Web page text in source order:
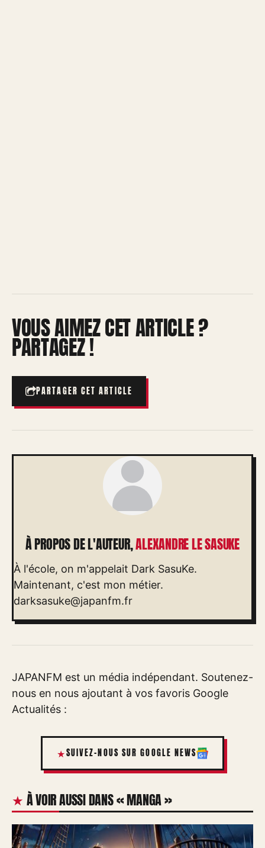
VOUS AIMEZ CET ARTICLE ?
PARTAGEZ !
PARTAGER CET ARTICLE
À PROPOS DE L'AUTEUR,ALEXANDRE LE SASUKE
À l'école, on m'appelait Dark SasuKe.
Maintenant, c'est mon métier.
darksasuke@japanfm.fr
JAPANFM est un média indépendant. Soutenez-
nous en nous ajoutant à vos favoris Google
Actualités :
SUIVEZ-NOUS SUR GOOGLE NEWS
À VOIR AUSSI DANS « MANGA »